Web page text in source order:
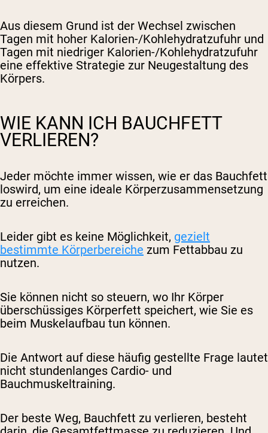
Aus diesem Grund ist der Wechsel zwischen
Tagen mit hoher Kalorien-/Kohlehydratzufuhr und
Tagen mit niedriger Kalorien-/Kohlehydratzufuhr
eine effektive Strategie zur Neugestaltung des
Körpers.
WIE KANN ICH BAUCHFETT
VERLIEREN?
Jeder möchte immer wissen, wie er das Bauchfett
loswird, um eine ideale Körperzusammensetzung
zu erreichen.
Leider gibt es keine Möglichkeit, gezielt
bestimmte Körperbereiche zum Fettabbau zu
nutzen.
Sie können nicht so steuern, wo Ihr Körper
überschüssiges Körperfett speichert, wie Sie es
beim Muskelaufbau tun können.
Die Antwort auf diese häufig gestellte Frage lautet
nicht stundenlanges Cardio- und
Bauchmuskeltraining.
Der beste Weg, Bauchfett zu verlieren, besteht